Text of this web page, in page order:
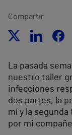
Compartir
La pasada
nuestro taller
infecciones
dos partes, la
mí y la
por mi